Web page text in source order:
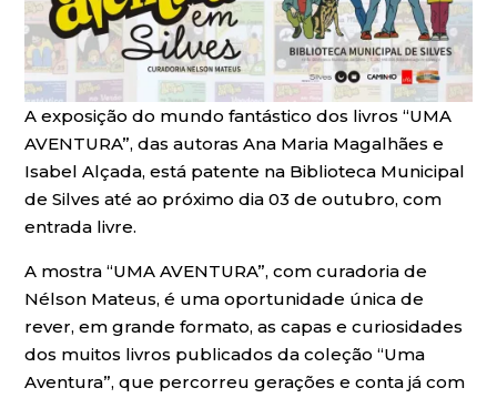
A exposição do mundo fantástico dos livros “UMA
AVENTURA”, das autoras Ana Maria Magalhães e
Isabel Alçada, está patente na Biblioteca Municipal
de Silves até ao próximo dia 03 de outubro, com
entrada livre.
A mostra “UMA AVENTURA”, com curadoria de
Nélson Mateus, é uma oportunidade única de
rever, em grande formato, as capas e curiosidades
dos muitos livros publicados da coleção “Uma
Aventura”, que percorreu gerações e conta já com